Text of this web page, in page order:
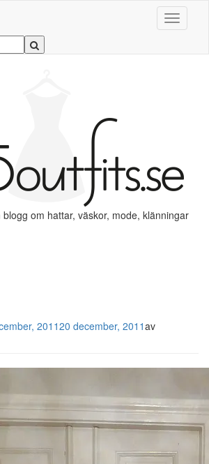
Slå på/
om hattar, väskor, mode, klänningar
201120 december, 2011av